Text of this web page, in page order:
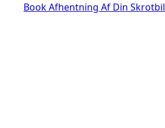
Book Afhentning Af Din Skrotbil